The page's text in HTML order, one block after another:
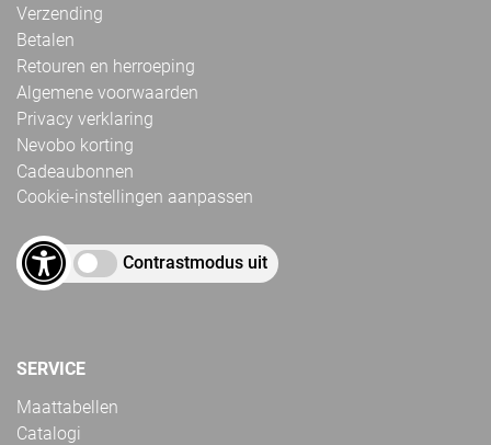
Verzending
Betalen
Retouren en herroeping
Algemene voorwaarden
Privacy verklaring
Nevobo korting
Cadeaubonnen
Cookie-instellingen aanpassen
Contrastmodus uit
SERVICE
Maattabellen
Catalogi